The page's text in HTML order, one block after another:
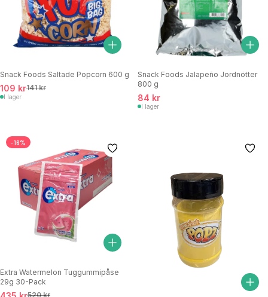
Snack Foods Saltade Popcorn 600 g
109 kr141 kr
I lager
Snack Foods Jalapeño Jordnötter
800 g
84 kr
I lager
-16%
Extra Watermelon Tuggummipåse
29g 30-Pack
520 kr